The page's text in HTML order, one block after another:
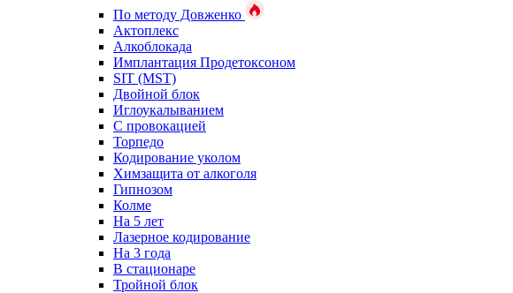
По методу Довженко
Актоплекс
Алкоблокада
Имплантация Продетоксоном
SIT (MST)
Двойной блок
Иглоукалыванием
С провокацией
Торпедо
Кодирование уколом
Химзащита от алкоголя
Гипнозом
Колме
На 5 лет
Лазерное кодирование
На 3 года
В стационаре
Тройной блок